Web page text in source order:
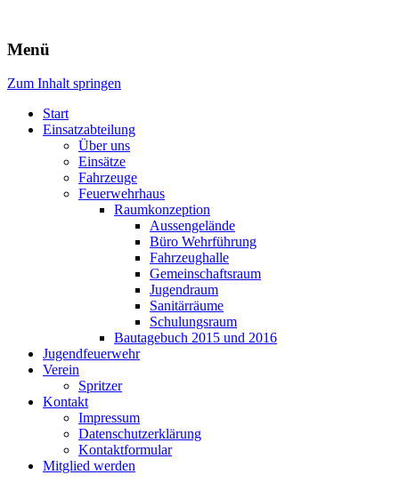
Freiwillige Feuerwehr Rodheim
v.d.H.
Menü
Zum Inhalt springen
Start
Einsatzabteilung
Über uns
Einsätze
Fahrzeuge
Feuerwehrhaus
Raumkonzeption
Aussengelände
Büro Wehrführung
Fahrzeughalle
Gemeinschaftsraum
Jugendraum
Sanitärräume
Schulungsraum
Bautagebuch 2015 und 2016
Jugendfeuerwehr
Verein
Spritzer
Kontakt
Impressum
Datenschutzerklärung
Kontaktformular
Mitglied werden